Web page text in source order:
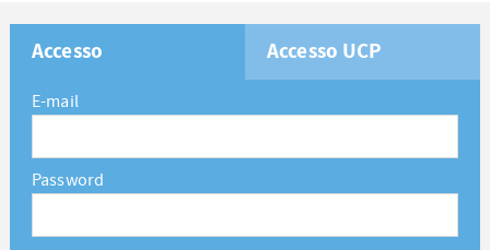
Accesso Accesso UCP
E-mail
Password